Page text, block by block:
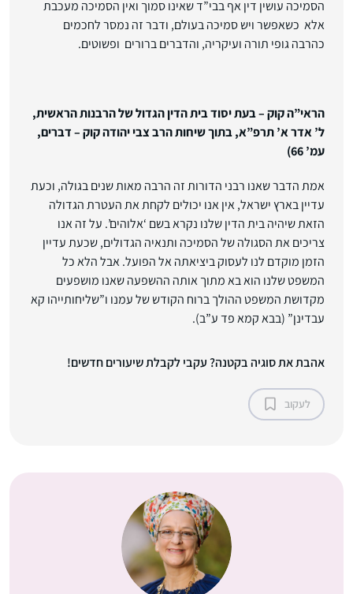
הסמיכה עושין דין אף בבי”ד שאינו סמוך ואין הסמיכה מעכבת
אלא כשאפשר ויש סמיכה בעולם, ודבר זה נמסר לחכמים
כהרבה גופי תורה ועיקריה, והדברים ברורים ופשוטים.
הראי”ה קוק – בעת יסוד בית הדין הגדול של הרבנות הראשית,
ל’ אדר א’ תרפ”א, בתוך שיחות הרב צבי יהודה קוק – דברים,
עמ’ 66)
אמת הדבר שאנו רבני הדורות זה הרבה מאות שנים בגולה, וכעת
עדיין בארץ ישראל, אין אנו יכולים לקחת את העטרת הגדולה
הזאת שיהיה בית הדין שלנו נקרא בשם ‘אלוהים’. על זה אנו
צריכים את הסגולה של הסמיכה ותנאיה הגדולים, שכעת עדיין
הזמן מוקדם לנו לעסוק ביציאתה אל הפועל. אבל הלא כל
המשפט שלנו הוא בא מתוך אותה ההשפעה שאנו מושפעים
מקדושת המשפט ההולך ברוח הקודש של עמנו ו”שליחותייהו קא
עבדינן” (בבא קמא פד ע”ב).
אהבת את סוגיה בקטנה? עקבי לקבלת שיעורים חדשים!
לעקוב